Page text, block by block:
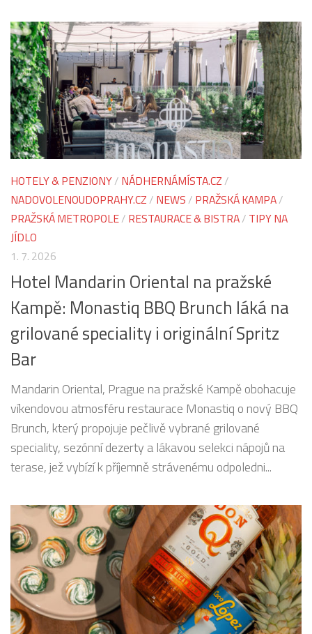
HOTELY & PENZIONY/ NÁDHERNÁMÍSTA.CZ /
NADOVOLENOUDOPRAHY.CZ / NEWS / PRAŽSKÁ KAMPA/
PRAŽSKÁ METROPOLE/ RESTAURACE & BISTRA/ TIPY NA
JÍDLO
1. 7. 2026
Hotel Mandarin Oriental na pražské
Kampě: Monastiq BBQ Brunch láká na
grilované speciality i originální Spritz
Bar
Mandarin Oriental, Prague na pražské Kampě obohacuje
víkendovou atmosféru restaurace Monastiq o nový BBQ
Brunch, který propojuje pečlivě vybrané grilované
speciality, sezónní dezerty a lákavou selekci nápojů na
terase, jež vybízí k příjemně strávenému odpoledni...